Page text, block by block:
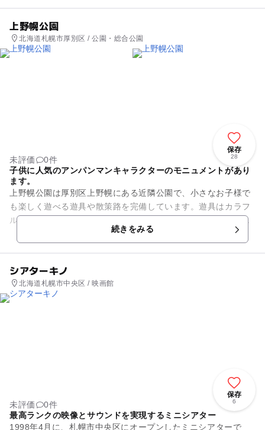
上野幌公園
北海道札幌市厚別区 / 公園・総合公園
保存
28
未評価
0件
子供に人気のアンパンマンキャラクターのモニュメントがあり
ます。
上野幌公園は厚別区上野幌にある近隣公園で、小さなお子様で
も楽しく遊べる遊具や散策路を完備しています。遊具はカラフ
ルでデザインに一工夫があったり、子どもの冒険心をくすぐる
作りになっていたりと随所に...続きをみる
シアターキノ
北海道札幌市中央区 / 映画館
保存
6
未評価
0件
最高ランクの映像とサウンドを実現するミニシアター
1998年4月に、札幌市中央区にオープンしたミニシアターで